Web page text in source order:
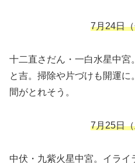
7月24日
十二直さだん・一白水星中宮
と吉。掃除や片づけも開運
間がとれそう。
7月25日
中伏・九紫火星中宮。イラ